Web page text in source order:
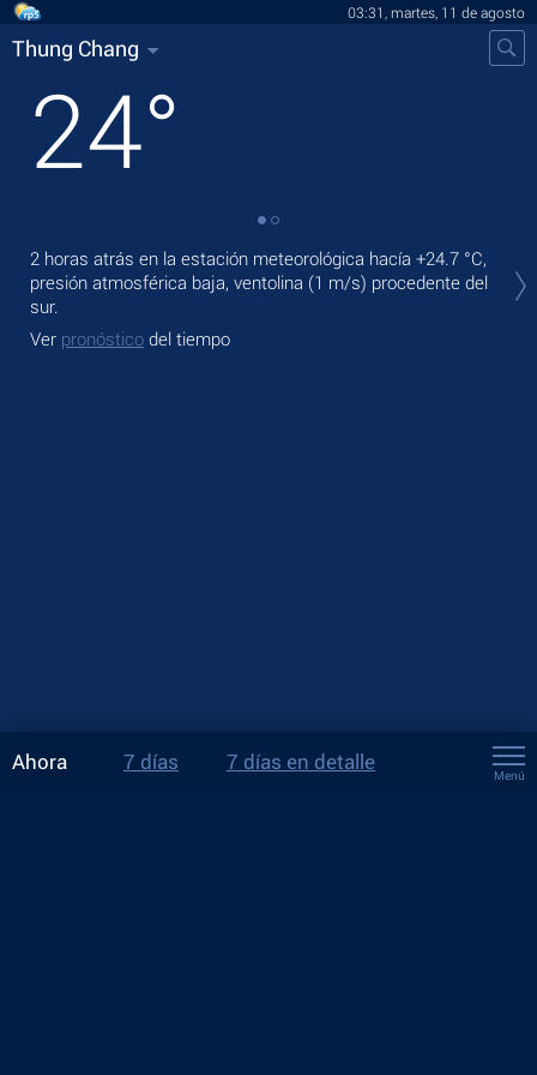
03:31, martes, 11 de agosto
Thung Chang
24°
2 horas atrás en la estación meteorológica hacía +24.7 °C,
presión atmosférica baja, ventolina (1 m/s) procedente del
sur.
Ver pronóstico del tiempo
Ahora 7 días 7 días en detalle
Menú